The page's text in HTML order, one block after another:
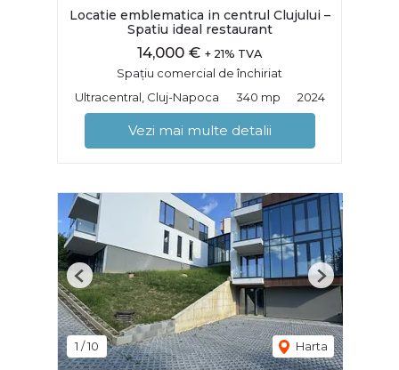
Locatie emblematica in centrul Clujului –
Spatiu ideal restaurant
14,000 € + 21% TVA
Spațiu comercial de închiriat
Ultracentral, Cluj-Napoca
340 mp 2024
Vezi mai multe detalii
1 /10 Harta
Previous Next